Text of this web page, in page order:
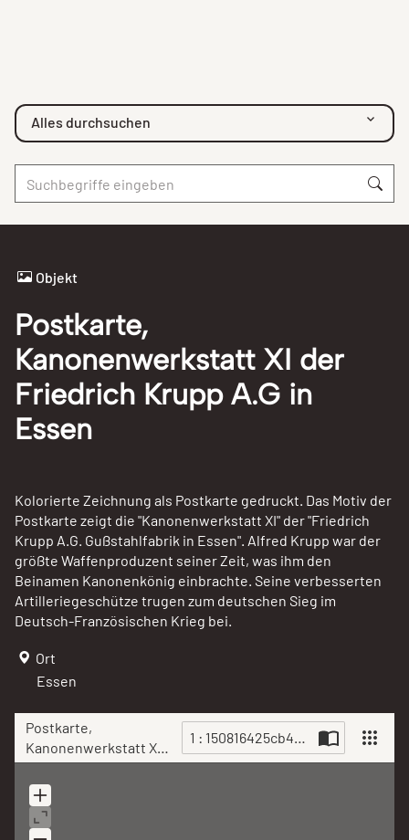
Alles durchsuchen
Postkarte,
Kanonenwerkstatt XI
der Friedrich Krupp
A.G in Essen
1 : 150816425cb43dea18e5d.jpg
Scan
Objekt
Postkarte,
Kanonenwerkstatt XI der
Friedrich Krupp A.G in
Essen
Kolorierte Zeichnung als Postkarte gedruckt. Das Motiv der
Postkarte zeigt die "Kanonenwerkstatt XI" der "Friedrich
Krupp A.G. Gußstahlfabrik in Essen". Alfred Krupp war der
größte Waffenproduzent seiner Zeit, was ihm den
Beinamen Kanonenkönig einbrachte. Seine verbesserten
Artilleriegeschütze trugen zum deutschen Sieg im
Deutsch-Französischen Krieg bei.
Ort
Essen